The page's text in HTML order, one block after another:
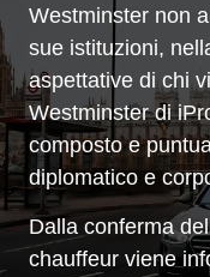
Westminster non
sue istituzioni,
aspettative di chi
Westminster di
composto e
diplomatico e
Dalla conferma
chauffeur viene